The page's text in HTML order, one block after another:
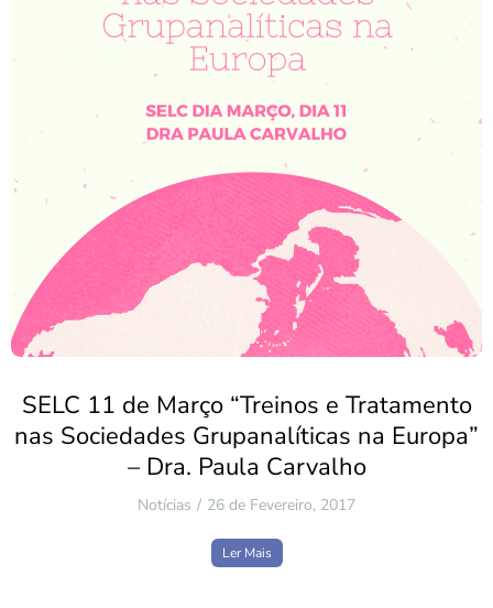
SELC 11 de Março “Treinos e Tratamento
nas Sociedades Grupanalíticas na Europa”
– Dra. Paula Carvalho
Notícias 26 de Fevereiro, 2017
Ler Mais